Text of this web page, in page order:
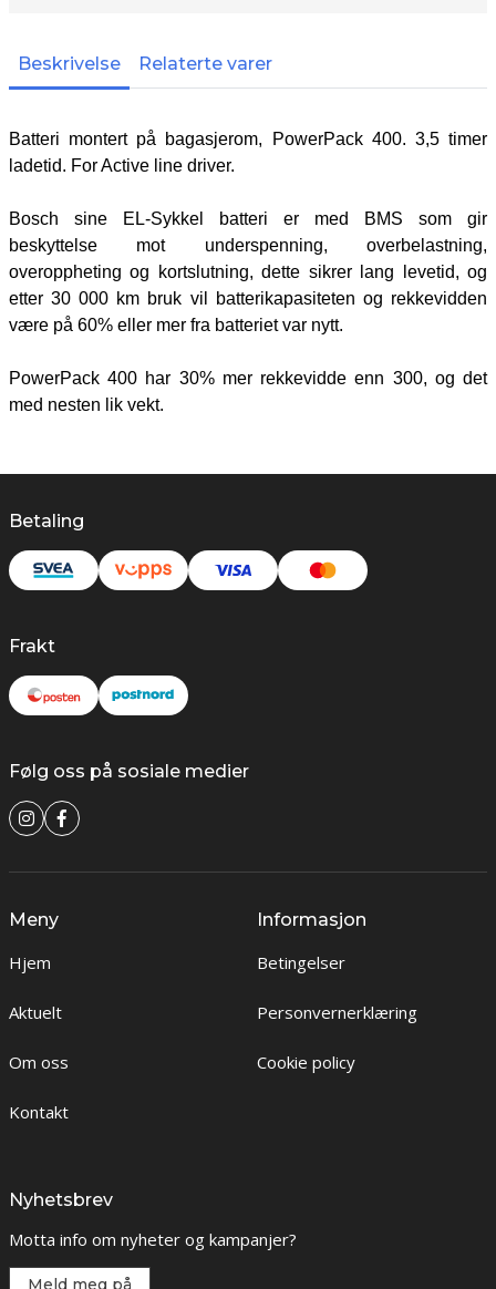
Beskrivelse Relaterte varer
Batteri montert på bagasjerom, PowerPack 400. 3,5 timer
ladetid. For Active line driver.
Bosch sine EL-Sykkel batteri er med BMS som gir
beskyttelse mot underspenning, overbelastning,
overoppheting og kortslutning, dette sikrer lang levetid, og
etter 30 000 km bruk vil batterikapasiteten og rekkevidden
være på 60% eller mer fra batteriet var nytt.
PowerPack 400 har 30% mer rekkevidde enn 300, og det
med nesten lik vekt.
Betaling
Frakt
Følg oss på sosiale medier
Meny
Hjem
Aktuelt
Om oss
Kontakt
Informasjon
Betingelser
Personvernerklæring
Cookie policy
Nyhetsbrev
Motta info om nyheter og kampanjer?
Meld meg på